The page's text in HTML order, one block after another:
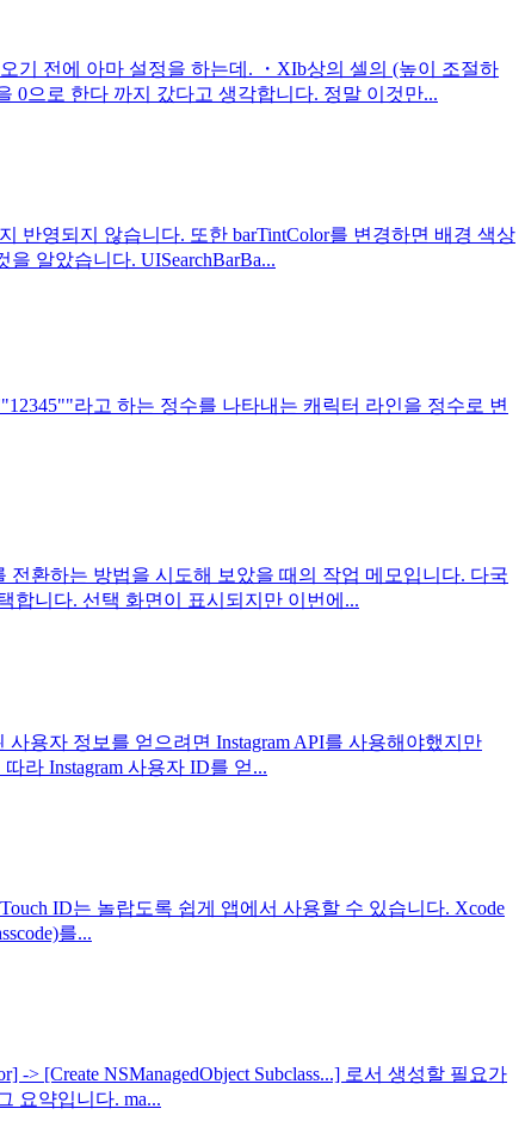
기 전에 아마 설정을 하는데. ・XIb상의 셀의 (높이 조절하
0으로 한다 까지 갔다고 생각합니다. 정말 이것만...
반영되지 않습니다. 또한 barTintColor를 변경하면 배경 색상
알았습니다. UISearchBarBa...
라고 하는 정수를 나타내는 캐릭터 라인을 정수로 변
환하는 방법을 시도해 보았을 때의 작업 메모입니다. 다국
합니다. 선택 화면이 표시되지만 이번에...
용자 정보를 얻으려면 Instagram API를 사용해야했지만
라 Instagram 사용자 ID를 얻...
ID는 놀랍도록 쉽게 앱에서 사용할 수 있습니다. Xcode
를...
[Create NSManagedObject Subclass...] 로서 생성할 필요가
요약입니다. ma...